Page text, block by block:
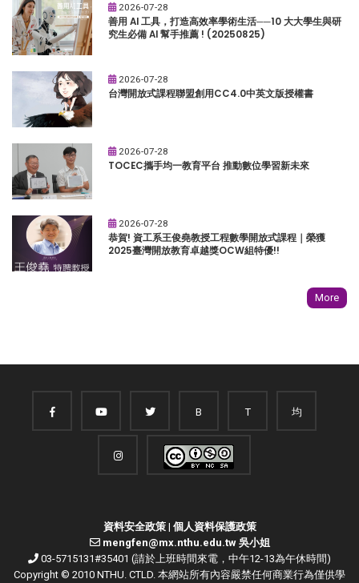
2026-07-28
善用 AI 工具，打造高效率學術生活──10 大大學生與研
究生必備 AI 幫手推薦 ! (20250825)
2026-07-28
台灣開放式課程聯盟創用CC4.0中英文版授權書
2026-07-28
TOCEC攜手均一教育平台 推動數位學習新未來
2026-07-28
恭賀! 資工系王俊堯教授工程數學開放式課程｜榮獲
2025臺灣開放教育卓越獎OCW組特優!!
More
B T 均
資料安全政策| 個人資料保護政策
mengfen@mx.nthu.edu.tw 吳小姐
03-5715131#35401 (請於上班時間來電，中午12-13為午休時間)
Copyright © 2010 NTHU. CTLD. 本網站所有內容嚴禁任何商業行為僅供學